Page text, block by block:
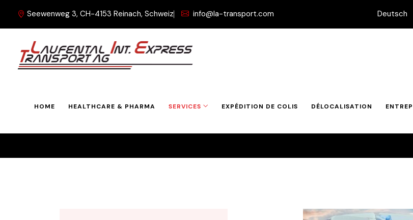
Seewenweg 3, CH-4153 Reinach, Schweiz info@la-transport.com Deutsch
HOME HEALTHCARE & PHARMA SERVICES EXPÉDITION DE COLIS DÉLOCALISATION
Transport thermique -25 °C à